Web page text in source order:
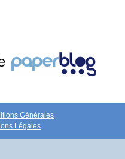
Générales
Légales